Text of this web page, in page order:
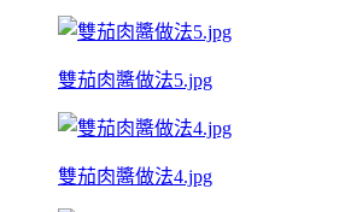
雙茄肉醬做法5.jpg
雙茄肉醬做法4.jpg